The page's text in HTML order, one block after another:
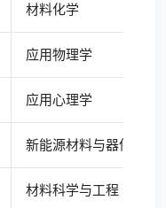
材料化学
应用物理学
应用心理学
新能源材料与器件
材料科学与工程